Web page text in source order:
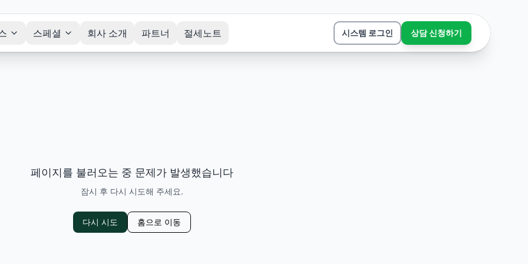
스페셜 회사 소개 파트너 절세노트 시스템 로그인 상담 신청하기
페이지를 불러오는 중 문제가 발생했습니다
잠시 후 다시 시도해 주세요.
다시 시도 홈으로 이동